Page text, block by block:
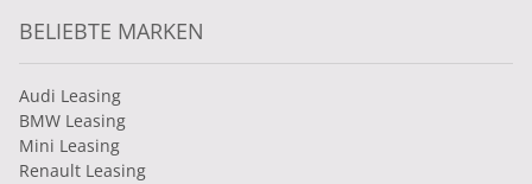
BELIEBTE MARKEN
Audi Leasing
BMW Leasing
Mini Leasing
Renault Leasing